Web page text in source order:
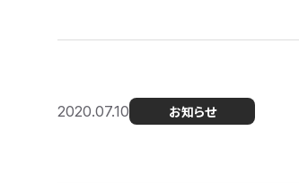
2020.07.10 お知らせ